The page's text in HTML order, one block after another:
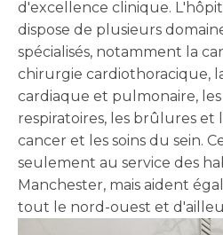
d'excellence clinique.
dispose de plusieurs
spécialisés, notamment la
chirurgie cardiothoracique,
cardiaque et pulmonaire,
respiratoires, les brûlures et
cancer et les soins du sein.
seulement au service des
Manchester, mais aident
tout le nord-ouest et